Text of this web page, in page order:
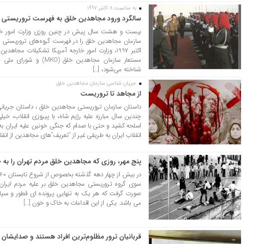
16 مهر 1404
به مناسبت 8 اکتبر 1997
سالگرد ورود مجاهدین خلق به فهرست تروریستی
بیست و هشت سال پیش در چنین روزی وزارت امور
شناخته می‌شود، […]
16 مهر 1404
جریان شناسی سازمان مجاهدین خلق
از مجاهد تا تروریست
داستان سازمان تروریستی مجاهدین خلق ، داستان
چندین سال مبارزه علیه رژیم شاه، با پیروزی انقلاب،
اسلحه کشید و حتی با صدام که جنگی خونین علیه ایران
انقلاب ایران به طریقی غیر از “تعریف”های مجاهدین از
05 مهر 1404 پنج مهر، روزی که مجاهدین خلق مردم تهران را
سوی گروه تروریستی مجاهدین خلق بر علیه مردم
صورت گرفت که هر یک به تنهایی پرونده ای قطور و سیاه
می باشد. یکی از این اقدامات به خاک و خون […]
05 مهر 1404 قربانیان ترور مظلوم‌ترین افراد هستند و